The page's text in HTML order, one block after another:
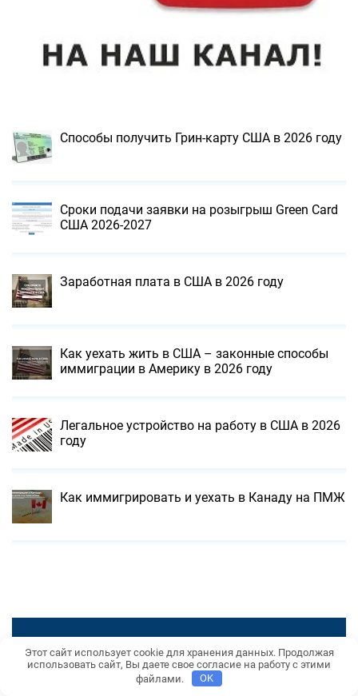
Способы получить Грин-карту США в 2026 году
Сроки подачи заявки на розыгрыш Green Card
США 2026-2027
Заработная плата в США в 2026 году
Как уехать жить в США – законные способы
иммиграции в Америку в 2026 году
Легальное устройство на работу в США в 2026
году
Как иммигрировать и уехать в Канаду на ПМЖ
Этот сайт использует cookie для хранения данных. Продолжая
использовать сайт, Вы даете свое согласие на работу с этими
файлами.
OK